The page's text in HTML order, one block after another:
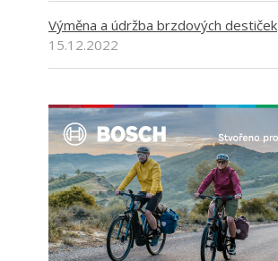
Výměna a údržba brzdových destiček
15.12.2022